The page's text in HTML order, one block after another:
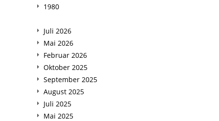
1980
Juli 2026
Mai 2026
Februar 2026
Oktober 2025
September 2025
August 2025
Juli 2025
Mai 2025